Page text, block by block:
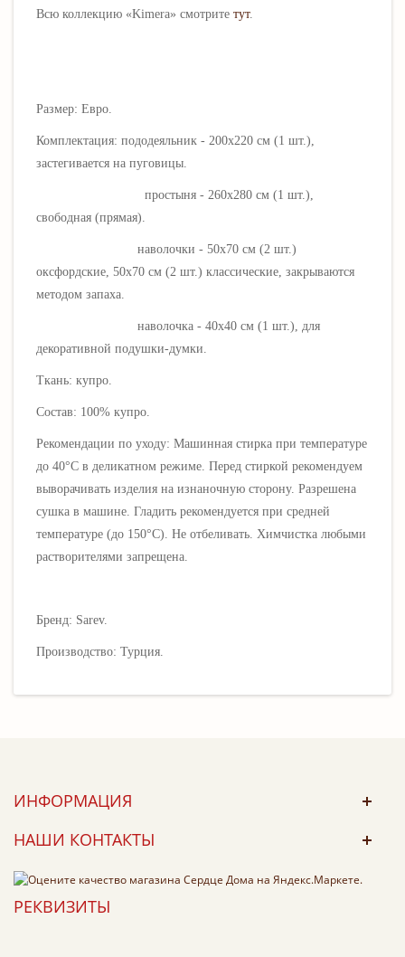
Всю коллекцию «Kimera» смотрите тут.
Размер: Евро.
Комплектация: пододеяльник - 200х220 см (1 шт.),
застегивается на пуговицы.
простыня - 260х280 см (1 шт.),
свободная (прямая).
наволочки - 50х70 см (2 шт.)
оксфордские, 50х70 см (2 шт.) классические, закрываются
методом запаха.
наволочка - 40х40 см (1 шт.), для
декоративной подушки-думки.
Ткань: купро.
Состав: 100% купро.
Рекомендации по уходу: Машинная стирка при температуре
до 40°C в деликатном режиме. Перед стиркой рекомендуем
выворачивать изделия на изнаночную сторону. Разрешена
сушка в машине. Гладить рекомендуется при средней
температуре (до 150°C). Не отбеливать. Химчистка любыми
растворителями запрещена.
Бренд: Sarev.
Производство: Турция.
ИНФОРМАЦИЯ
НАШИ КОНТАКТЫ
РЕКВИЗИТЫ